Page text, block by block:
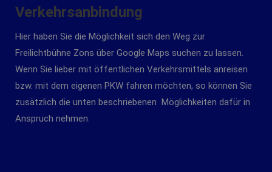
Verkehrsanbindung
Hier haben Sie die Möglichkeit sich den Weg zur
Freilichtbühne Zons über Google Maps suchen zu lassen.
Wenn Sie lieber mit öffentlichen Verkehrsmittels anreisen
bzw. mit dem eigenen PKW fahren möchten, so können Sie
zusätzlich die unten beschriebenen Möglichkeiten dafür in
Anspruch nehmen.